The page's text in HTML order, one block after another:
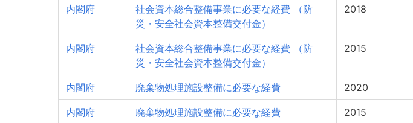
内閣府
社会資本総合整備事業に必要な経費 （防
災・安全社会資本整備交付金）
2018
内閣府
社会資本総合整備事業に必要な経費 （防
災・安全社会資本整備交付金）
2015
内閣府 廃棄物処理施設整備に必要な経費 2020
内閣府 廃棄物処理施設整備に必要な経費 2015